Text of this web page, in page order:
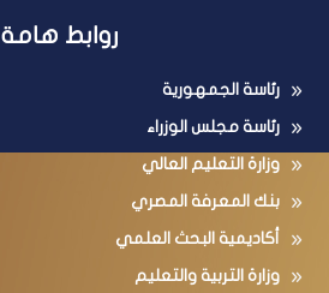
روابط هامة
رئاسة الجمهورية
رئاسة مجلس الوزراء
وزارة التعليم العالي
بنك المعرفة المصري
أكاديمية البحث العلمي
وزارة التربية والتعليم